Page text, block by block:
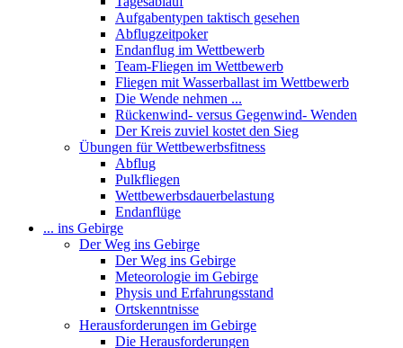
Aufgabentypen taktisch gesehen
Abflugzeitpoker
Endanflug im Wettbewerb
Team-Fliegen im Wettbewerb
Fliegen mit Wasserballast im Wettbewerb
Die Wende nehmen ...
Rückenwind- versus Gegenwind- Wenden
Der Kreis zuviel kostet den Sieg
Übungen für Wettbewerbsfitness
Abflug
Pulkfliegen
Wettbewerbsdauerbelastung
Endanflüge
... ins Gebirge
Der Weg ins Gebirge
Der Weg ins Gebirge
Meteorologie im Gebirge
Physis und Erfahrungsstand
Ortskenntnisse
Herausforderungen im Gebirge
Die Herausforderungen